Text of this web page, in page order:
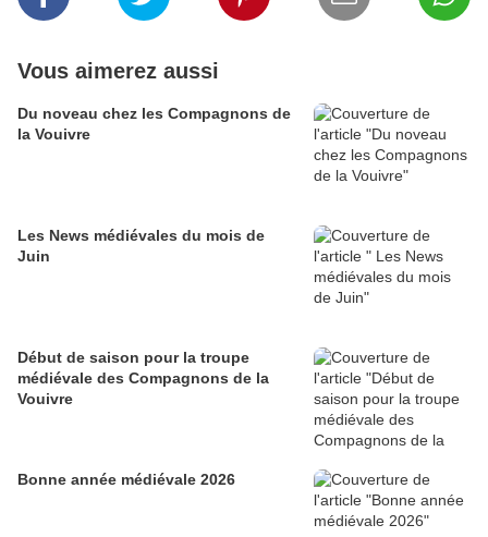
Vous aimerez aussi
Du noveau chez les Compagnons de
la Vouivre
Les News médiévales du mois de
Juin
Début de saison pour la troupe
médiévale des Compagnons de la
Vouivre
Bonne année médiévale 2026